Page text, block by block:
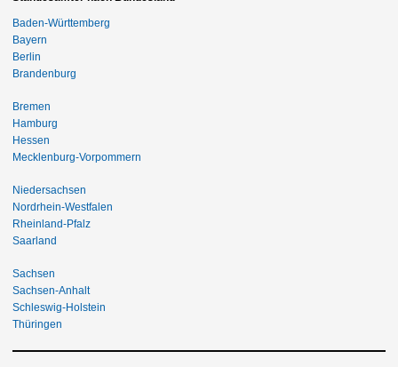
Baden-Württemberg
Bayern
Berlin
Brandenburg
Bremen
Hamburg
Hessen
Mecklenburg-Vorpommern
Niedersachsen
Nordrhein-Westfalen
Rheinland-Pfalz
Saarland
Sachsen
Sachsen-Anhalt
Schleswig-Holstein
Thüringen